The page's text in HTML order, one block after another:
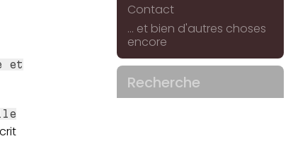
et
Contact
... et bien d'autres choses
encore
Recherche